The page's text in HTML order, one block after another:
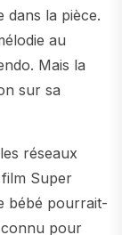
dans la pièce.
au
Mais la
sur sa
réseaux
Super
bébé pourrait-
connu pour